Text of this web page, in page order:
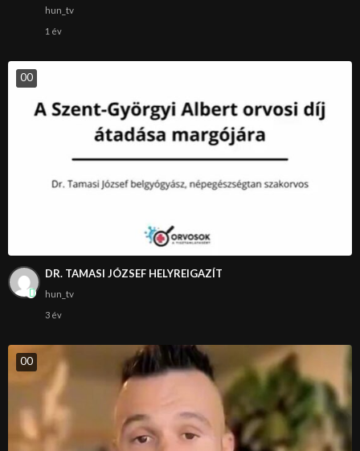
hun_tv
1 év
00
DR. TAMASI JÓZSEF HELYREIGAZÍT
hun_tv
3 év
00